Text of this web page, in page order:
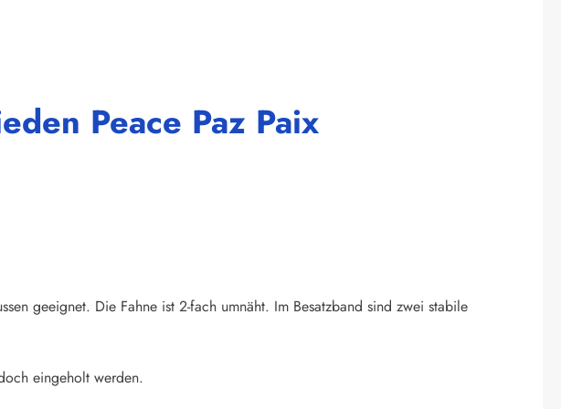
Peace Paz Paix
geeignet. Die Fahne ist 2-fach umnäht. Im Besatzband sind zwei stabile
eingeholt werden.